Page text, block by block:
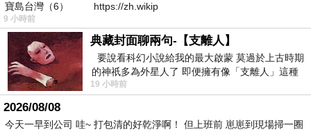
次，他摸索著走上繩索，孔吉也跟著上了繩索，兩人相約來生如果還是
戲子，不為生活、不為王，只為自己而表演……
文改載自 群體工作室
寶島台灣（6） https://zh.wikip
9 小時前
典藏封面聊兩句-【支離人】
要說看科幻小說給我的最大啟蒙 莫過於上古時期
的神祇多為外星人了 即便擁有像「支離人」這種
驚世駭俗的神通法門 也未必讀
19 小時前
2026/08/08
今天一早到公司 哇~ 打包清的好乾淨啊！ 但上班前 崽崽到現場掃一圈